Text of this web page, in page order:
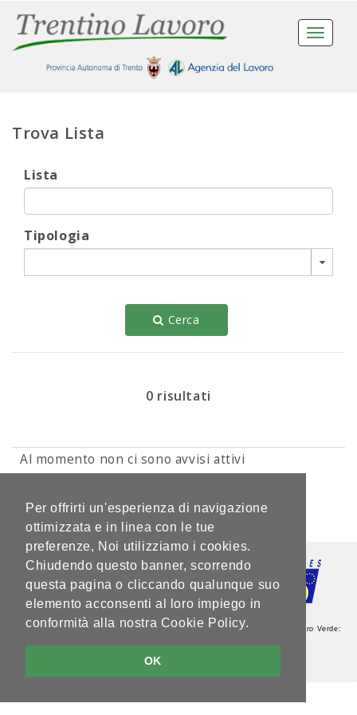
Per offrirti un'esperienza di navigazione
ottimizzata e in linea con le tue
preferenze, Noi utilizziamo i cookies.
Chiudendo questo banner, scorrendo
questa pagina o cliccando qualunque suo
elemento acconsenti al loro impiego in
conformità alla nostra Cookie Policy.
OK
Toggle
Trova Lista
Lista
Tipologia
Cerca
0 risultati
Al momento non ci sono avvisi attivi
Agenzia del Lavoro - Sede Centrale - Via Guardini, 75 - 38121 Trento - Numero Verde: